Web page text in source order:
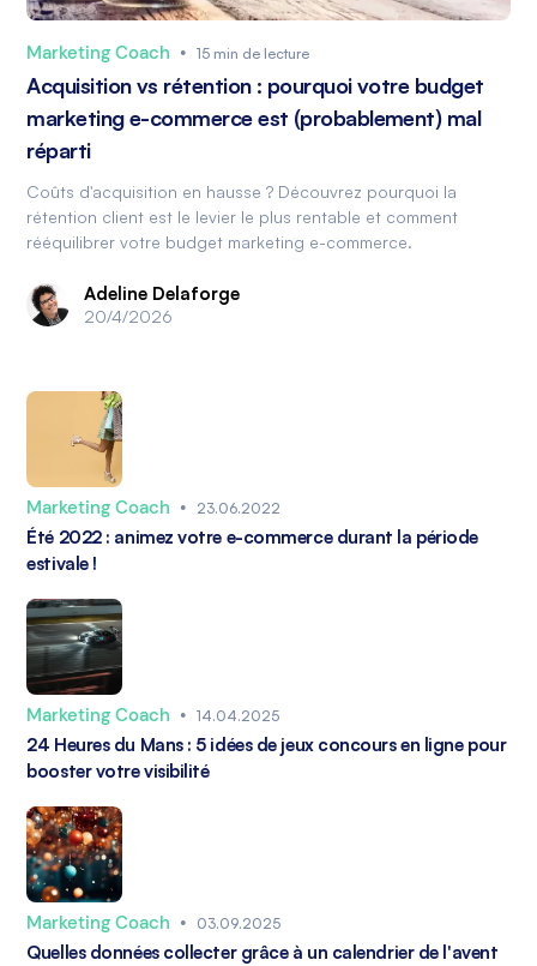
Marketing Coach • 15 min de lecture
Acquisition vs rétention : pourquoi votre budget
marketing e-commerce est (probablement) mal
réparti
Coûts d'acquisition en hausse ? Découvrez pourquoi la
rétention client est le levier le plus rentable et comment
rééquilibrer votre budget marketing e-commerce.
Adeline Delaforge
20/4/2026
Marketing Coach • 23.06.2022
Été 2022 : animez votre e-commerce durant la période
estivale !
Marketing Coach • 14.04.2025
24 Heures du Mans : 5 idées de jeux concours en ligne pour
booster votre visibilité
Marketing Coach • 03.09.2025
Quelles données collecter grâce à un calendrier de l'avent